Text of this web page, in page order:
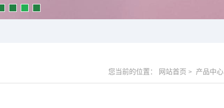
您当前的位置： 网站首页 > 产品中心